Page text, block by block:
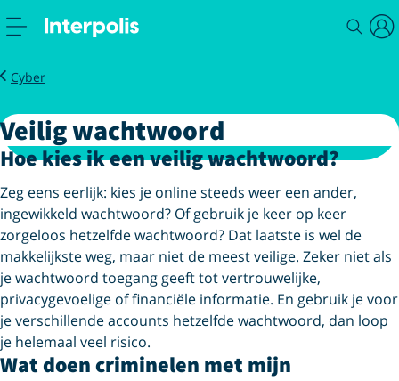
Zakelijk
Cybersecurity
Cyber
Veilig wachtwoord
Veilig wachtwoord
Hoe kies ik een veilig wachtwoord?
Zeg eens eerlijk: kies je online steeds weer een ander,
ingewikkeld wachtwoord? Of gebruik je keer op keer
zorgeloos hetzelfde wachtwoord? Dat laatste is wel de
makkelijkste weg, maar niet de meest veilige. Zeker niet als
je wachtwoord toegang geeft tot vertrouwelijke,
privacygevoelige of financiële informatie. En gebruik je voor
je verschillende accounts hetzelfde wachtwoord, dan loop
je helemaal veel risico.
Wat doen criminelen met mijn